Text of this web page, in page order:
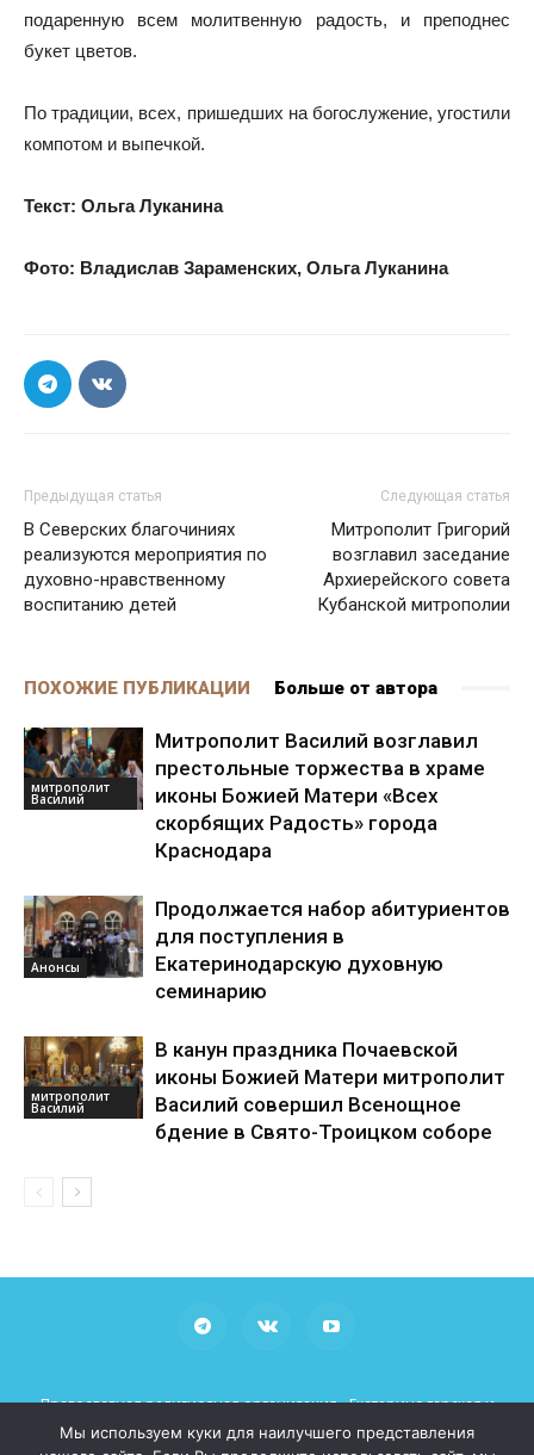
подаренную всем молитвенную радость, и преподнес
букет цветов.
По традиции, всех, пришедших на богослужение, угостили
компотом и выпечкой.
Текст: Ольга Луканина
Фото: Владислав Зараменских, Ольга Луканина
Предыдущая статья
В Северских благочиниях
реализуются мероприятия по
духовно-нравственному
воспитанию детей
Следующая статья
Митрополит Григорий
возглавил заседание
Архиерейского совета
Кубанской митрополии
ПОХОЖИЕ ПУБЛИКАЦИИ Больше от автора
митрополит
Василий
Митрополит Василий возглавил
престольные торжества в храме
иконы Божией Матери «Всех
скорбящих Радость» города
Краснодара
Анонсы
Продолжается набор абитуриентов
для поступления в
Екатеринодарскую духовную
семинарию
митрополит
Василий
В канун праздника Почаевской
иконы Божией Матери митрополит
Василий совершил Всенощное
бдение в Свято-Троицком соборе
Православная религиозная организация «Екатеринодарская и
Кубанская Епархия Русской Православной Церкви (Московский
Мы используем куки для наилучшего представления